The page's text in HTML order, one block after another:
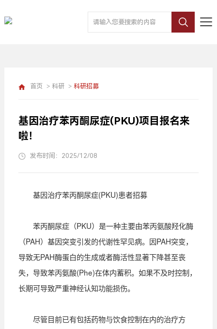
首页 > 科研 > 科研招募
基因治疗苯丙酮尿症(PKU)项目报名来
啦！
发布时间：2025/12/08
基因治疗苯丙酮尿症(PKU)患者招募
苯丙酮尿症（PKU）是一种主要由苯丙氨酸羟化酶
（PAH）基因突变引发的代谢性罕见病。因PAH突变，
导致无PAH酶蛋白的生成或者酶活性显著下降甚至丧
失，导致苯丙氨酸(Phe)在体内蓄积。如果不及时控制，
长期可导致严重神经认知功能损伤。
尽管目前已有包括药物与饮食控制在内的治疗方